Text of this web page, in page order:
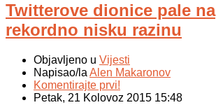
Twitterove dionice pale na
rekordno nisku razinu
Objavljeno u Vijesti
Napisao/la Alen Makaronov
Komentirajte prvi!
Petak, 21 Kolovoz 2015 15:48